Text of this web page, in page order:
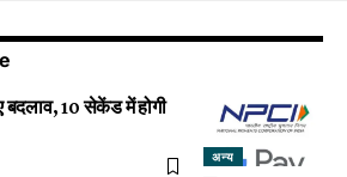
अन्य
10 सेकेंड में होगी